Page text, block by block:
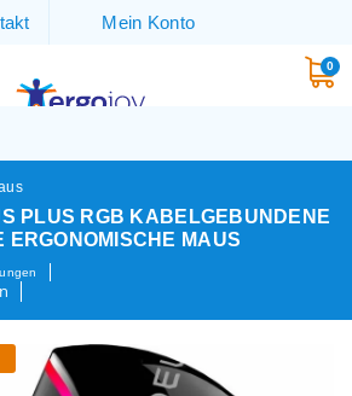
Mein Konto
0
PLUS RGB KABELGEBUNDENE
ERGONOMISCHE MAUS